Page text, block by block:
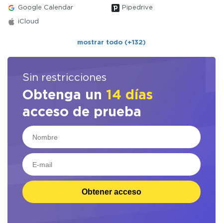
Google Calendar Pipedrive
iCloud
mostrar todo (+132)
Sin restricciones
Obtenga un 14 días
acceso de prueba
Obtener acceso